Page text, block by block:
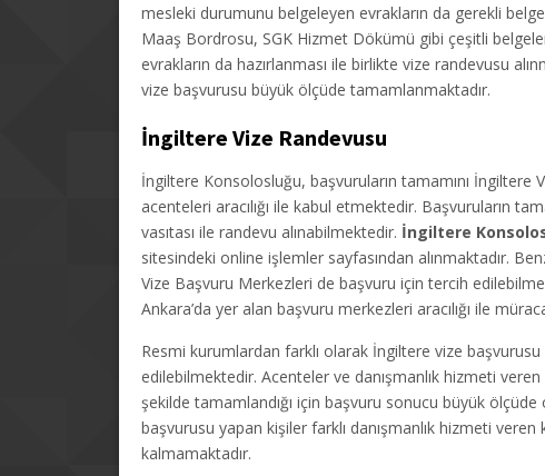
mesleki durumunu belgeleyen evrakların da gerekli
Maaş Bordrosu, SGK Hizmet Dökümü gibi çeşitli
evrakların da hazırlanması ile birlikte vize randevusu
vize başvurusu büyük ölçüde tamamlanmaktadır.
İngiltere Vize Randevusu
İngiltere Konsolosluğu, başvuruların tamamını
acenteleri aracılığı ile kabul etmektedir. Başvuruların
vasıtası ile randevu alınabilmektedir. İngiltere
sitesindeki online işlemler sayfasından alınmaktadır.
Vize Başvuru Merkezleri de başvuru için tercih
Ankara’da yer alan başvuru merkezleri aracılığı ile
Resmi kurumlardan farklı olarak İngiltere vize
edilebilmektedir. Acenteler ve danışmanlık hizmeti
şekilde tamamlandığı için başvuru sonucu büyük
başvurusu yapan kişiler farklı danışmanlık hizmeti
kalmamaktadır.